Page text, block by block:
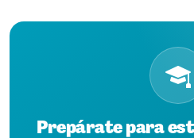
Prepárate para